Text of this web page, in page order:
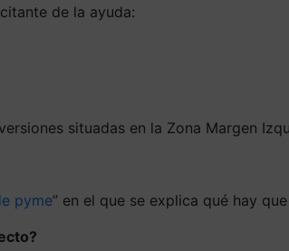
de la ayuda:
situadas en la Zona Margen
pyme” en el que se explica qué hay